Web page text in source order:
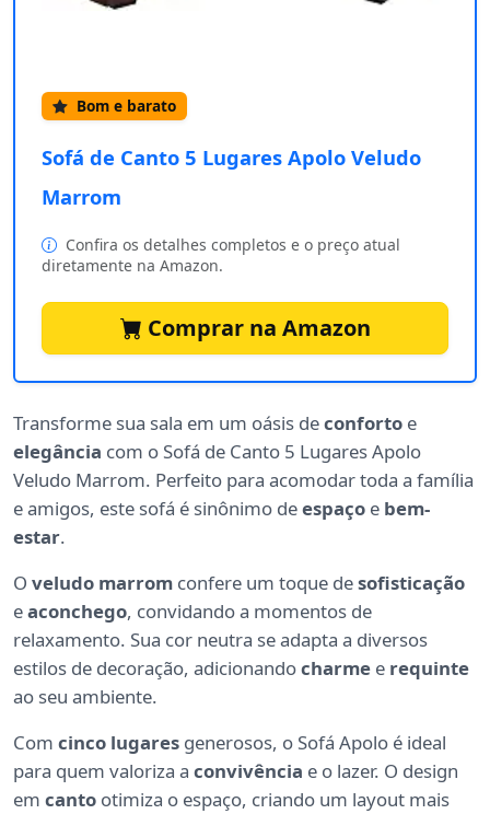
Bom e barato
Sofá de Canto 5 Lugares Apolo Veludo
Marrom
Confira os detalhes completos e o preço atual
diretamente na Amazon.
Comprar na Amazon
Transforme sua sala em um oásis deconforto e
elegância com o Sofá de Canto 5 Lugares Apolo
Veludo Marrom. Perfeito para acomodar toda a família
e amigos, este sofá é sinônimo deespaço e bem-
estar.
O veludo marrom confere um toque desofisticação
eaconchego, convidando a momentos de
relaxamento. Sua cor neutra se adapta a diversos
estilos de decoração, adicionandocharme e requinte
ao seu ambiente.
Com cinco lugares generosos, o Sofá Apolo é ideal
para quem valoriza a convivência e o lazer. O design
em canto otimiza o espaço, criando um layout mais